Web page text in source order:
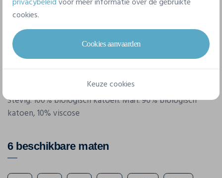
Merk
Craghoppers Expert
Referentie
CET004
Stevig: 100% biologisch katoen. Marl: 90% biologisch
katoen, 10% viscose
6 beschikbare maten
cookies.
Cookies aanvaarden
Keuze cookies